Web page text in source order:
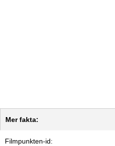
Mer fakta:
Filmpunkten-id: